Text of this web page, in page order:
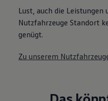
Lust, auch die Leistungen
Nutzfahrzeuge Standort
genügt.
Zu unserem